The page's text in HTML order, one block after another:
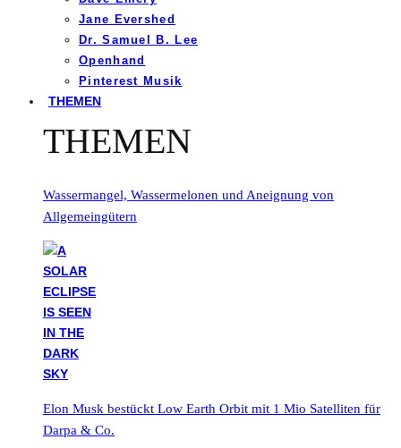
Jane Evershed
Dr. Samuel B. Lee
Openhand
Pinterest Musik
THEMEN
THEMEN
Wassermangel, Wassermelonen und Aneignung von
Allgemeingütern
Elon Musk bestückt Low Earth Orbit mit 1 Mio Satelliten für
Darpa & Co.